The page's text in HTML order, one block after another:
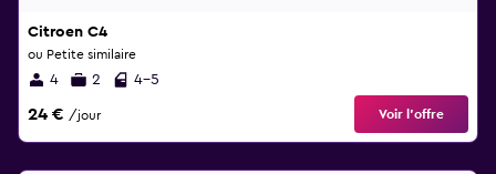
Citroen C4
ou Petite similaire
4 2 4-5
24 € /jour Voir l’offre